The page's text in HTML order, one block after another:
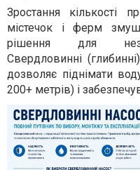
Зростання кількості
містечок і ферм
рішення для
Свердловинні
дозволяє піднімати
200+ метрів) і